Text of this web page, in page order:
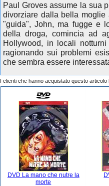
Paul Groves assume la sua
divorziare dalla bella
"guida", John, ma fugge e
della droga, comincia ad
Hollywood, in locali
ragionando sui problemi
che sembra essere
I clienti che hanno acquistato questo
DVD La mano che nutre la
morte